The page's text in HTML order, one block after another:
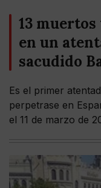
13 muertos
en un
sacudido
Es el primer
perpetrase en
el 11 de marzo de